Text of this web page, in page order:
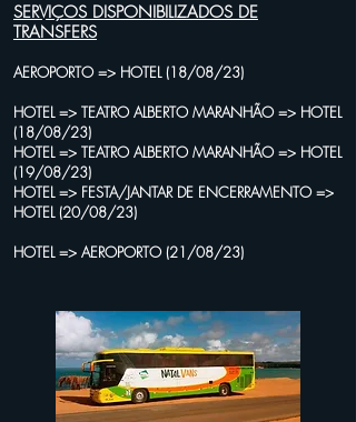
SERVIÇOS DISPONIBILIZADOS DE
TRANSFERS
AEROPORTO => HOTEL (18/08/23)
HOTEL => TEATRO ALBERTO MARANHÃO => HOTEL
(18/08/23)
HOTEL => TEATRO ALBERTO MARANHÃO => HOTEL
(19/08/23)
HOTEL => FESTA/JANTAR DE ENCERRAMENTO =>
HOTEL (20/08/23)
HOTEL => AEROPORTO (21/08/23)